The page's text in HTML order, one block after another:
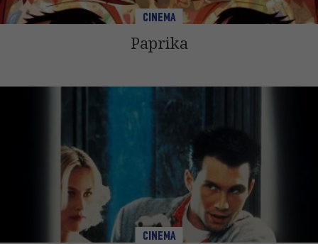
CINEMA
Paprika
CINEMA